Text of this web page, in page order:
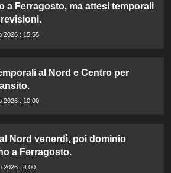
a Ferragosto, ma attesi temporali
2026 : 15:55
al Nord e Centro per
2026 : 10:00
Nord venerdì, poi dominio
a Ferragosto.
2026 : 4:00